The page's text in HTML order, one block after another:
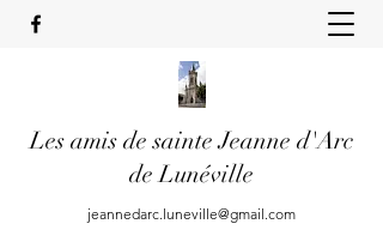
Les amis de sainte Jeanne d'Arc
de Lunéville
jeannedarc.luneville@gmail.com